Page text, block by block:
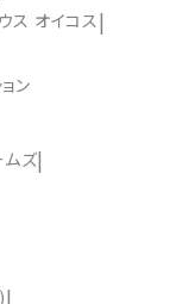
ス オイコス
ン
ムズ